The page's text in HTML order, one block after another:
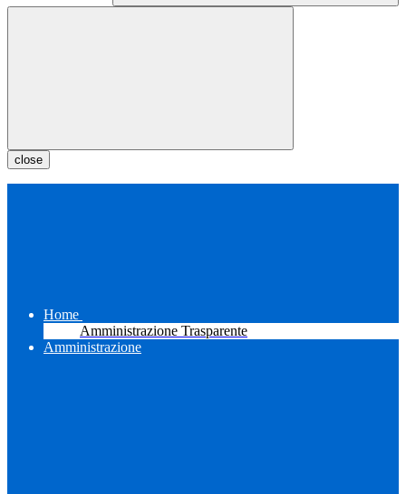
close
Home
Amministrazione Trasparente
Amministrazione